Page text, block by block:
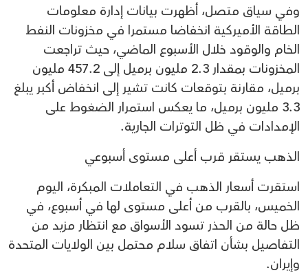
وفي سياق متصل، أظهرت بيانات إدارة معلومات
الطاقة الأميركية انخفاضا مستمرا في مخزونات النفط
الخام والوقود خلال الأسبوع الماضي، حيث تراجعت
المخزونات بمقدار 2.3 مليون برميل إلى 457.2 مليون
برميل، مقارنة بتوقعات كانت تشير إلى انخفاض أكبر يبلغ
3.3 مليون برميل، ما يعكس استمرار الضغوط على
الإمدادات في ظل التوترات الجارية.
الذهب يستقر قرب أعلى مستوى أسبوعي
استقرت أسعار الذهب في التعاملات المبكرة، اليوم
الخميس، بالقرب من أعلى مستوى لها في أسبوع، في
ظل حالة من الحذر تسود الأسواق مع انتظار مزيد من
التفاصيل بشأن اتفاق سلام محتمل بين الولايات المتحدة
وإيران.